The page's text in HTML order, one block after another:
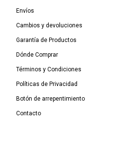
Envíos
Cambios y devoluciones
Garantía de Productos
Dónde Comprar
Términos y Condiciones
Políticas de Privacidad
Botón de arrepentimiento
Contacto